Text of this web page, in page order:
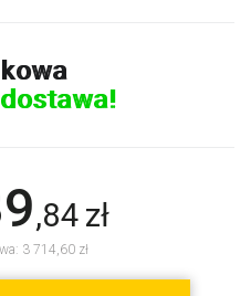
,84 zł
3 714,60 zł